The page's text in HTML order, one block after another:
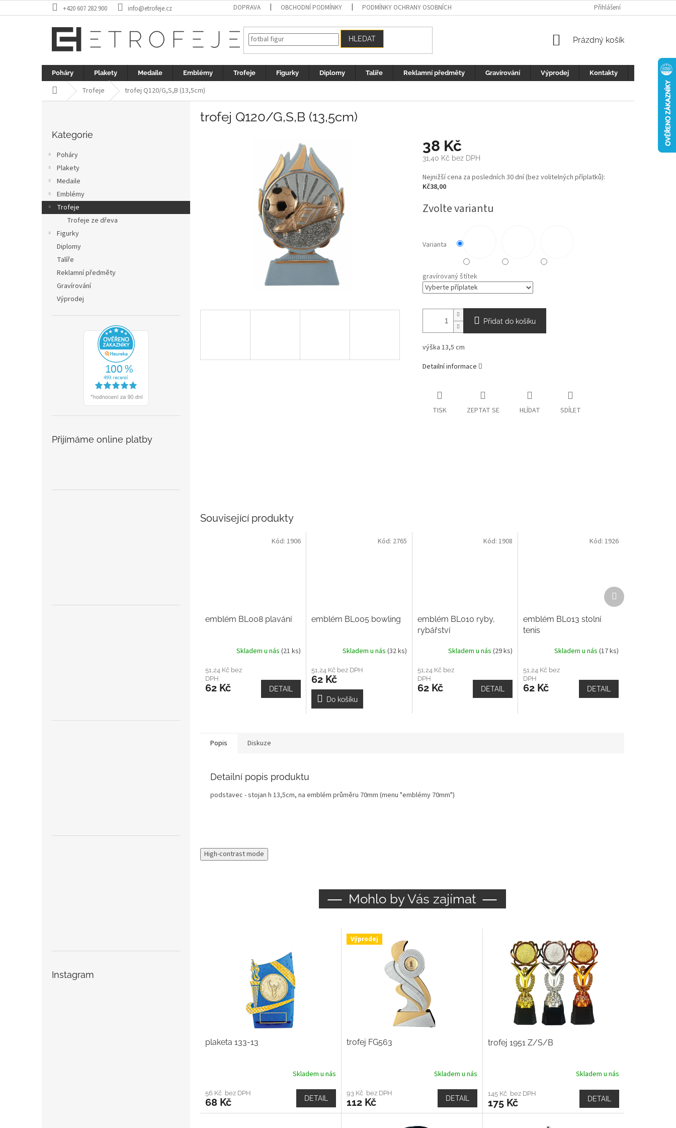
na
+420 607 282 900 info@etrofeje.cz DOPRAVA OBCHODNÍ PODMÍNKY PODMÍNKY OCHRANY OSOBNÍCH ÚDAJŮ REKLAMACE
Přihlášení
HLEDAT
NÁKUPNÍ
Prázdný košík
Poháry Plakety Medaile Emblémy Trofeje Figurky Diplomy Talíře Reklamní předměty Gravírování Výprodej Kontakty
Domů Trofeje trofej Q120/G,S,B (13,5cm)
a
kategorie
Kategorie
Poháry
Plakety
Medaile
Emblémy
Trofeje
Trofeje ze dřeva
Figurky
Diplomy
Talíře
Reklamní předměty
Gravírování
Výprodej
Přijímáme online platby
Instagram
trofej Q120/G,S,B (13,5cm)
38 Kč
31,40 Kč bez DPH
Měrná
cena:
Nejnižší cena za posledních 30 dní (bez volitelných příplatků):
Kč38,00
Zvolte variantu
Varianta
gravírovaný štítek
Přidat do košíku
výška 13,5 cm
Detailní informace
TISK ZEPTAT SE HLÍDAT SDÍLET
Související produkty
emblém BL008 plavání
Skladem u nás (21 ks)
51,24 Kč bez
DPH
62 Kč DETAIL
Kód: 1906
emblém BL005 bowling
Skladem u nás (32 ks)
51,24 Kč bez DPH
62 Kč
Do košíku
Kód: 2765
emblém BL010 ryby,
rybářství
Skladem u nás(29 ks)
51,24 Kč bez
DPH
62 Kč DETAIL
Kód:1908
emblém BL013 stolní
tenis
Skladem u nás (17 ks)
51,24 Kč bez
DPH
62 Kč DETAIL
Kód: 1926
Další
produkt
Popis Diskuze
Detailní popis produktu
podstavec - stojan h 13,5cm, na emblém průměru 70mm (menu "emblémy 70mm")
High-contrast mode
Mohlo by Vás zajímat
plaketa 133-13
Skladem u nás
56 Kč bez DPH
68 Kč DETAIL
Výprodej
trofej FG563
Skladem u nás
93 Kč bez DPH
112 Kč DETAIL
trofej 1951 Z/S/B
Skladem u nás
145 Kč bez DPH
175 Kč DETAIL